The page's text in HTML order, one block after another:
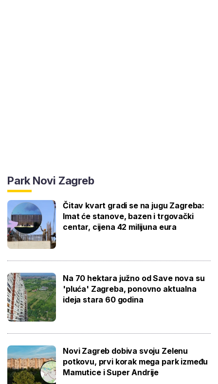
Park Novi Zagreb
Čitav kvart gradi se na jugu Zagreba:
Imat će stanove, bazen i trgovački
centar, cijena 42 milijuna eura
Na 70 hektara južno od Save nova su
'pluća' Zagreba, ponovno aktualna
ideja stara 60 godina
Novi Zagreb dobiva svoju Zelenu
potkovu, prvi korak mega park između
Mamutice i Super Andrije